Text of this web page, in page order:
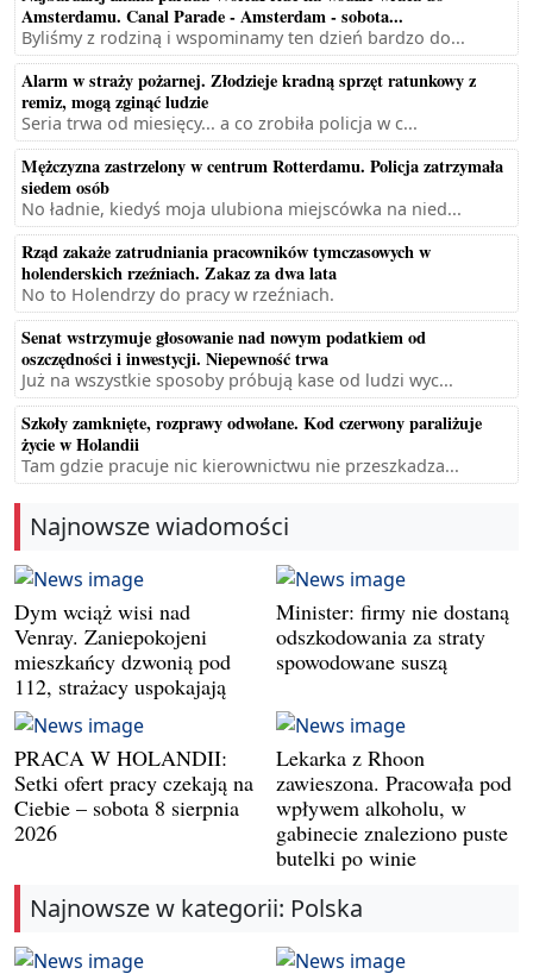
Amsterdamu. Canal Parade - Amsterdam - sobota...
Byliśmy z rodziną i wspominamy ten dzień bardzo do...
Alarm w straży pożarnej. Złodzieje kradną sprzęt ratunkowy z
remiz, mogą zginąć ludzie
Seria trwa od miesięcy... a co zrobiła policja w c...
Mężczyzna zastrzelony w centrum Rotterdamu. Policja zatrzymała
siedem osób
No ładnie, kiedyś moja ulubiona miejscówka na nied...
Rząd zakaże zatrudniania pracowników tymczasowych w
holenderskich rzeźniach. Zakaz za dwa lata
No to Holendrzy do pracy w rzeźniach.
Senat wstrzymuje głosowanie nad nowym podatkiem od
oszczędności i inwestycji. Niepewność trwa
Już na wszystkie sposoby próbują kase od ludzi wyc...
Szkoły zamknięte, rozprawy odwołane. Kod czerwony paraliżuje
życie w Holandii
Tam gdzie pracuje nic kierownictwu nie przeszkadza...
Najnowsze wiadomości
Dym wciąż wisi nad
Venray. Zaniepokojeni
mieszkańcy dzwonią pod
112, strażacy uspokajają
Minister: firmy nie dostaną
odszkodowania za straty
spowodowane suszą
PRACA W HOLANDII:
Setki ofert pracy czekają na
Ciebie – sobota 8 sierpnia
2026
Lekarka z Rhoon
zawieszona. Pracowała pod
wpływem alkoholu, w
gabinecie znaleziono puste
butelki po winie
Najnowsze w kategorii: Polska